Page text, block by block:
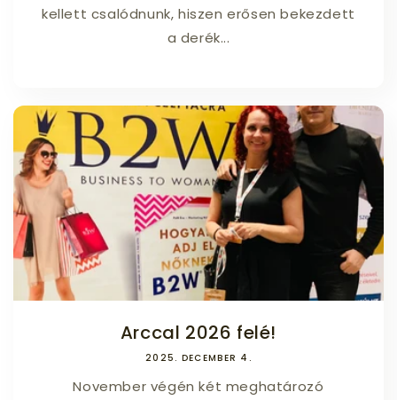
kellett csalódnunk, hiszen erősen bekezdett
a derék...
Arccal 2026 felé!
2025. DECEMBER 4.
November végén két meghatározó